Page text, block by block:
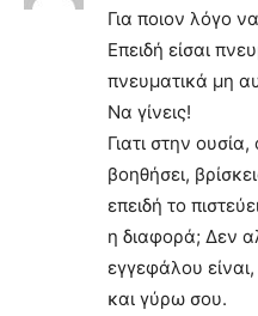
Για ποιον λόγο
Επειδή είσαι
πνευματικά μη
Να γίνεις!
Γιατι στην
βοηθήσει,
επειδή το
η διαφορά; Δεν
εγγεφάλου
και γύρω σου.